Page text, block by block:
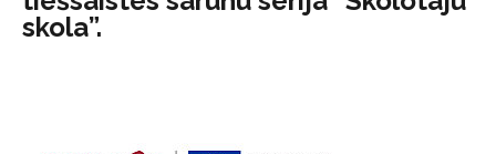
skola”.